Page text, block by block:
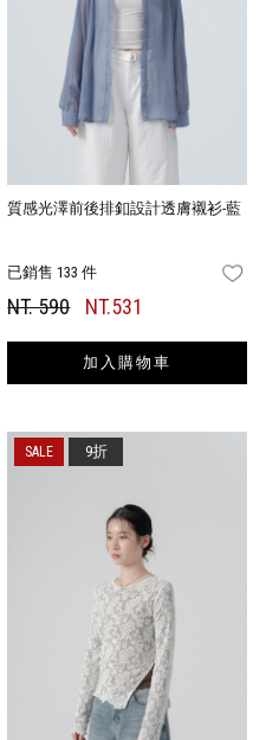
FAVORITES
質感光澤前後排釦設計透膚襯衫-藍
已銷售 133 件
NT. 590 NT.531
加入購物車
9折